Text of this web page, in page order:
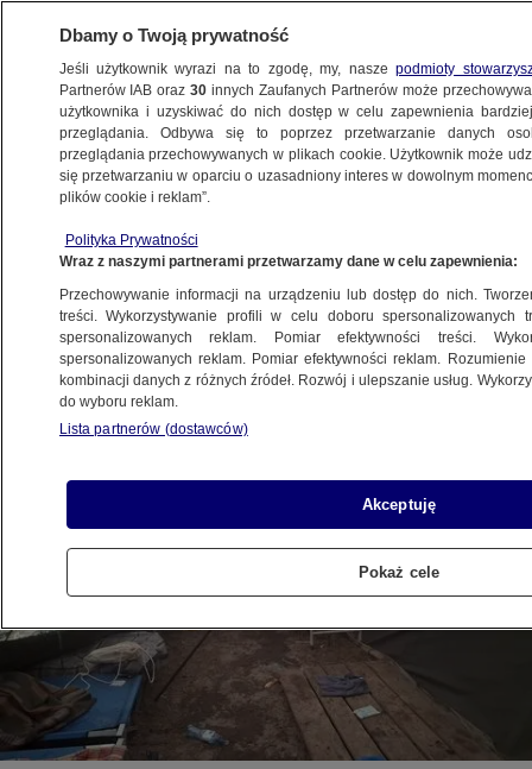
METEO
POLSKA
harcerzy
Zespół autorów
8.07.2026, 11:02Aktualizacja:8.07.2026, 17:11
Posłuchaj artykułu
Czyta lektor AI
Dbamy o Twoją prywatność
Jeśli użytkownik wyrazi na to zgodę, my, naszepodmioty
Partnerów IAB oraz30 innych Zaufanych Partnerów może
użytkownika i uzyskiwać do nich dostęp w celu zapewnienia
przeglądania. Odbywa się to poprzez przetwarzanie danych
przeglądania przechowywanych w plikach cookie. Użytkownik może
się przetwarzaniu w oparciu o uzasadniony interes w dowolnym
plików cookie i reklam”.
Polityka Prywatności
Wraz z naszymi partnerami przetwarzamy dane w celu zapewnienia:
Przechowywanie informacji na urządzeniu lub dostęp do nich.
treści. Wykorzystywanie profili w celu doboru spersonalizowanych
spersonalizowanych reklam. Pomiar efektywności treści.
spersonalizowanych reklam. Pomiar efektywności reklam.
kombinacji danych z różnych źródeł. Rozwój i ulepszanie usług.
do wyboru reklam.
Lista partnerów (dostawców)
Akceptuję
Pokaż cele